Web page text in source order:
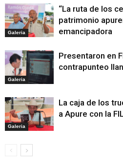
Galeria
“La ruta de los
patrimonio
emancipadora
Galeria
Presentaron en
contrapunteo
Galeria
La caja de los
a Apure con la